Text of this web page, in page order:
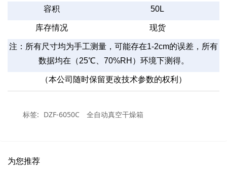
容积 50L
库存情况 现货
注：所有尺寸均为手工测量，可能存在1-2cm的误差，所有
数据均在（25℃、 70%RH ）环境下测得。
（本公司随时保留更改技术参数的权利）
标签: DZF-6050C 全自动真空干燥箱
为您推荐